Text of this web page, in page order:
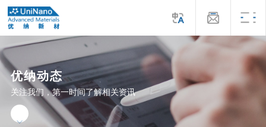
优纳动态
关注我们，第一时间了解相关资讯